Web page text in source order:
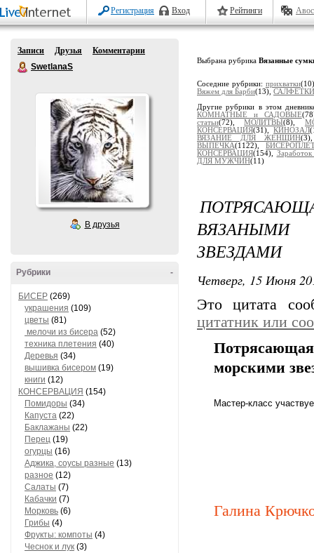
Регистрация Вход Рейтинги
Записи Друзья
Комментарии
SwetlanaS
В друзья
-
Рубрики
БИСЕР (269)
украшения (109)
цветы (81)
мелочи из бисера (52)
техника плетения (40)
Деревья (34)
вышивка бисером (19)
книги (12)
КОНСЕРВАЦИЯ (154)
Помидоры (34)
Капуста (22)
Баклажаны (22)
Перец (19)
огурцы (16)
Аджика, соусы разные (13)
разное (12)
Салаты (7)
Кабачки (7)
Морковь (6)
Грибы (4)
Фрукты: компоты (4)
Чеснок и лук (3)
Выбрана рубрика Вязанные
Соседние рубрики: прихватки
Вяжем для Барби(13), САЛФЕТКИ
Другие рубрики в этом
КОМНАТНЫЕ и САДОВЫЕ
статьи(72),МОЛИТВЫ(8),
КОНСЕРВАЦИЯ(31),КИНОЗАЛ
ВЯЗАНИЕ ДЛЯ ЖЕНЩИН
ВЫПЕЧКА(1122),
КОНСЕРВАЦИЯ(154),
ДЛЯ МУЖЧИН(11)
ЗВЕЗДАМИ
Четверг, 15 Июня
Это цитата
цитатник или
морскими
Мастер-класс
Галина